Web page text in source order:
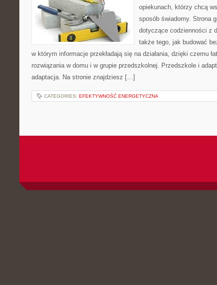
opiekunach, którzy chcą
sposób świadomy. Strona
dotyczące codzienności z
także tego, jak budować
w którym informacje przekładają się na działania, dzięki czemu
rozwiązania w domu i w grupie przedszkolnej. Przedszkole i
adaptacja. Na stronie znajdziesz […]
CATEGORIES: EFEKTYWNOŚĆ ENERGETYCZNA